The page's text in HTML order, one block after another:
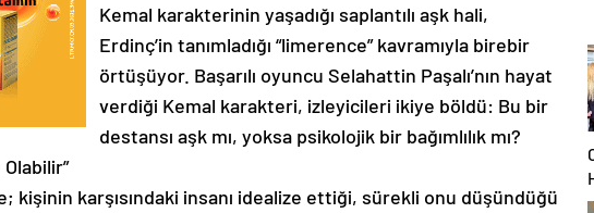
Kemal karakterinin yaşadığı saplantılı aşk hali,
Erdinç’in tanımladığı “limerence” kavramıyla birebir
örtüşüyor. Başarılı oyuncu Selahattin Paşalı’nın hayat
verdiği Kemal karakteri, izleyicileri ikiye böldü: Bu bir
destansı aşk mı, yoksa psikolojik bir bağımlılık mı?
kişinin karşısındaki insanı idealize ettiği, sürekli onu düşündüğü